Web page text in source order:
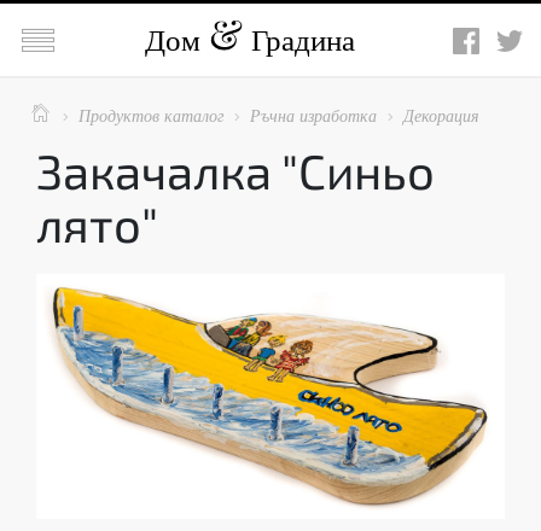
 Дом Градина
  Продуктов каталог  Ръчна изработка  Декорация
Закачалка "Синьо
лято"